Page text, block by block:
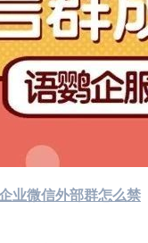
业微信外部群怎么禁